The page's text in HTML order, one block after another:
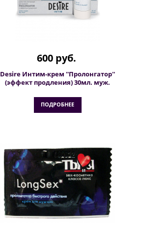
600 руб.
Desire Интим-крем ''Пролонгатор''
(эффект продления) 30мл. муж.
ПОДРОБНЕЕ